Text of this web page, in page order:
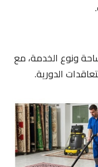
ونوع الخدمة، مع